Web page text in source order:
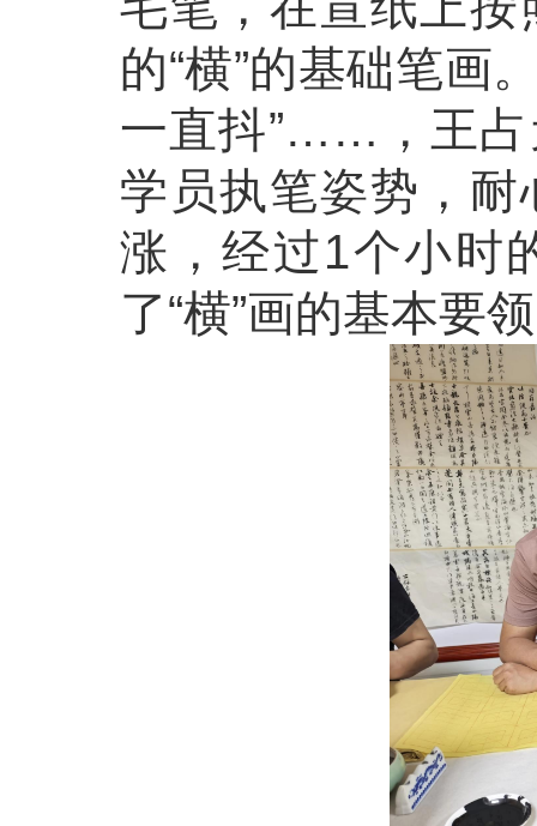
的“横”的基础笔画
一直抖”……，王占
学员执笔姿势，
涨，经过1个小时
了“横”画的基本要